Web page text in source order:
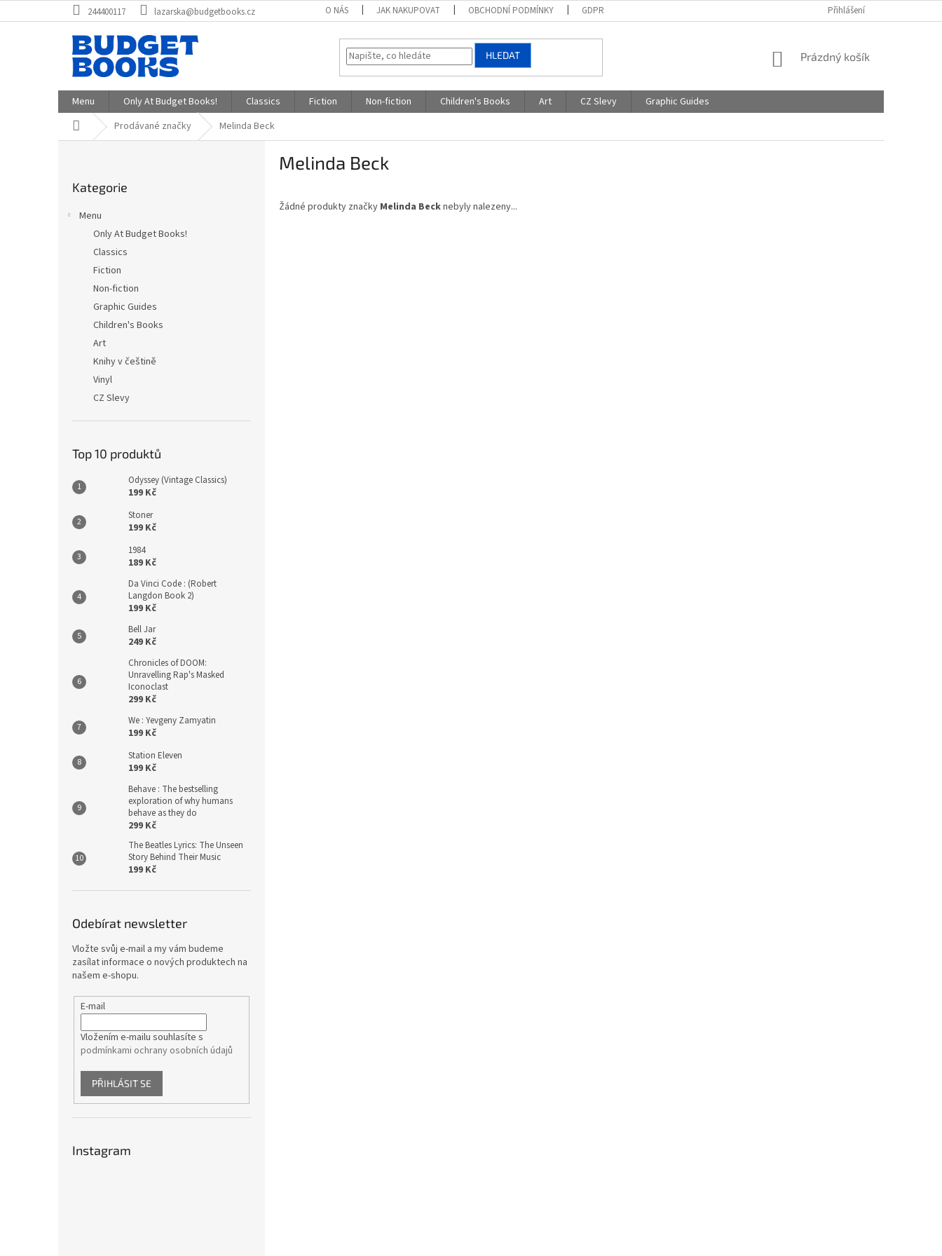
na
244400117 lazarska@budgetbooks.cz O NÁS JAK NAKUPOVAT OBCHODNÍ PODMÍNKY GDPR Přihlášení
HLEDAT
NÁKUPNÍ
Prázdný košík
Menu Only At Budget Books! Classics Fiction Non-fiction Children's Books Art CZ Slevy
Graphic Guides
Domů Prodávané značky Melinda Beck
kategorie
Kategorie
Menu
Only At Budget Books!
Classics
Fiction
Non-fiction
Graphic Guides
Children's Books
Art
Knihy v češtině
Vinyl
CZ Slevy
Top 10 produktů
Odyssey (Vintage Classics)
199 Kč
Stoner
199 Kč
1984
189 Kč
Da Vinci Code : (Robert
Langdon Book 2)
199 Kč
Bell Jar
249 Kč
Chronicles of DOOM:
Unravelling Rap's Masked
Iconoclast
299 Kč
We : Yevgeny Zamyatin
199 Kč
Station Eleven
199 Kč
Behave : The bestselling
exploration of why humans
behave as they do
299 Kč
The Beatles Lyrics: The Unseen
Story Behind Their Music
199 Kč
Odebírat newsletter
Vložte svůj e-mail a my vám budeme
zasílat informace o nových produktech na
našem e-shopu.
E-mail
Vložením e-mailu souhlasíte s
podmínkami ochrany osobních údajů
PŘIHLÁSIT SE
Instagram
Melinda Beck
Žádné produkty značky Melinda Becknebyly nalezeny...